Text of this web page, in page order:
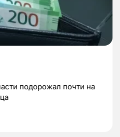
подорожал почти на